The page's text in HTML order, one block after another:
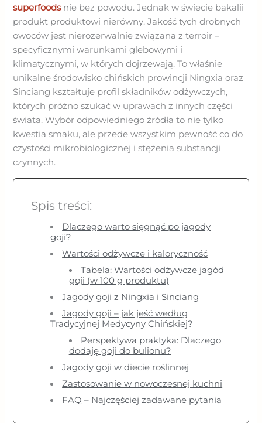
superfoodsnie bez powodu. Jednak w świecie bakalii
produkt produktowi nierówny. Jakość tych drobnych
owoców jest nierozerwalnie związana z terroir –
specyficznymi warunkami glebowymi i
klimatycznymi, w których dojrzewają. To właśnie
unikalne środowisko chińskich prowincji Ningxia oraz
Sinciang kształtuje profil składników odżywczych,
których próżno szukać w uprawach z innych części
świata. Wybór odpowiedniego źródła to nie tylko
kwestia smaku, ale przede wszystkim pewność co do
czystości mikrobiologicznej i stężenia substancji
czynnych.
Spis treści:
Dlaczego warto sięgnąć po jagody
goji?
Wartości odżywcze i kaloryczność
Tabela: Wartości odżywcze jagód
goji (w 100 g produktu)
Jagody goji z Ningxia i Sinciang
Jagody goji – jak jeść według
Tradycyjnej Medycyny Chińskiej?
Perspektywa praktyka: Dlaczego
dodaję goji do bulionu?
Jagody goji w diecie roślinnej
Zastosowanie w nowoczesnej kuchni
FAQ – Najczęściej zadawane pytania